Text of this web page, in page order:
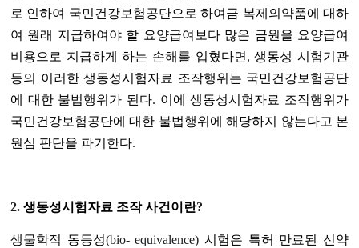
로 인하여 국민건강보험공단으로 하여금 복제의약품에 대하
여 원래 지급하여야 할 요양급여보다 많은 금원을 요양급여
비용으로 지급하게 하는 손해를 입혔다면 ,생동성 시험기관
등의 이러한 생동성시험자료 조작행위는 국민건강보험공단
에 대한 불법행위가 된다. 이에 생동성시험자료 조작행위가
국민건강보험공단에 대한 불법행위에 해당하지 않는다고 본
원심 판단을 파기한다.
2. 생동성시험자료 조작 사건이란?
생물학적 동등성(bio- equivalence)시험은 특허 만료된 신약